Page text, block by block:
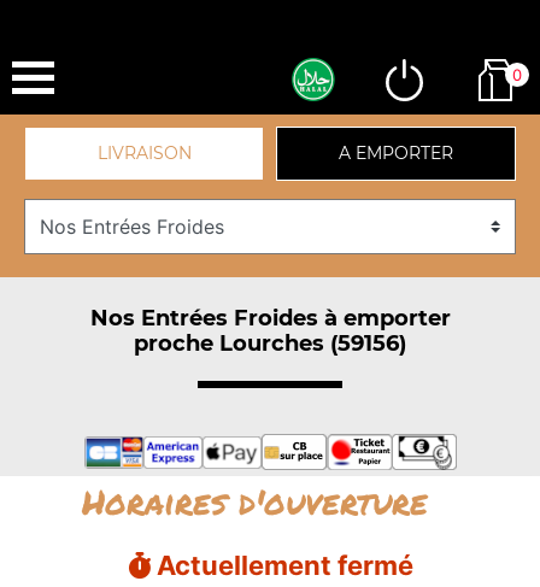
0
LIVRAISON A EMPORTER
Nos Entrées Froides à emporter
proche Lourches (59156)
Horaires d'ouverture
Actuellement fermé